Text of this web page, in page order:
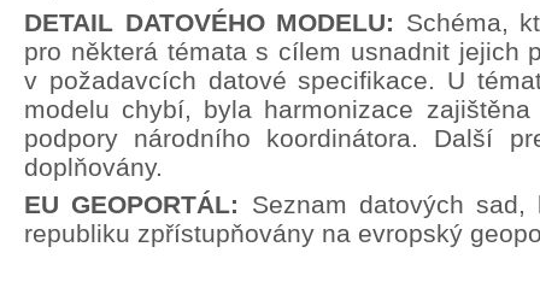
DETAIL DATOVÉHO MODELU: Schéma,
pro některá témata s cílem usnadnit jejich
v požadavcích datové specifikace. U
modelu chybí, byla harmonizace
podpory národního koordinátora. Další
doplňovány.
EU GEOPORTÁL: Seznam datových
republiku zpřístupňovány na evropský